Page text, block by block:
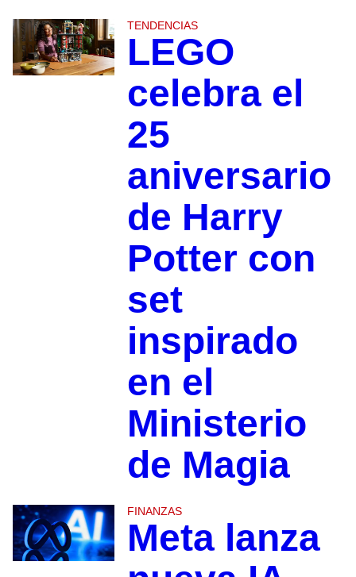
TENDENCIAS
LEGO
celebra el
25
aniversario
de Harry
Potter con
set
inspirado
en el
Ministerio
de Magia
FINANZAS
Meta lanza